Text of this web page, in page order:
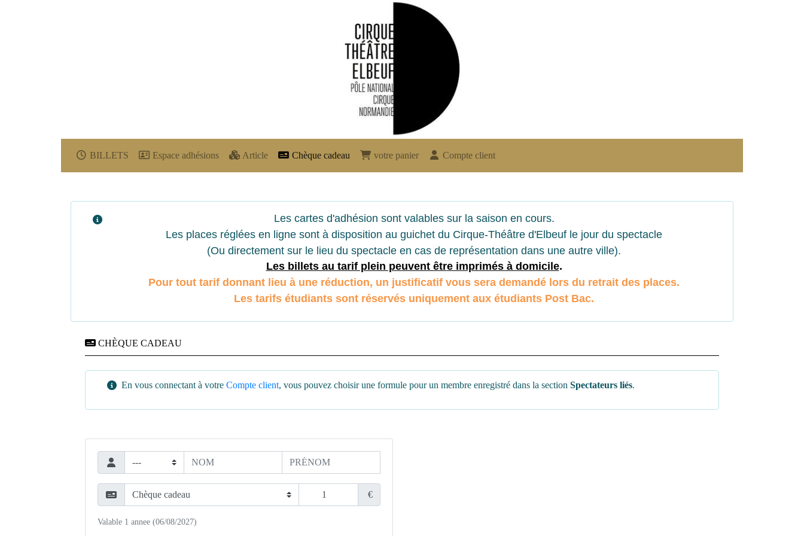
BILLETS Espace adhésions Article Chèque cadeau votre panier Compte client
Les cartes d'adhésion sont valables sur la saison en cours.
Les places réglées en ligne sont à disposition au guichet du Cirque-Théâtre d'Elbeuf le jour du spectacle
(Ou directement sur le lieu du spectacle en cas de représentation dans une autre ville).
Les billets au tarif plein peuvent être imprimés à domicile.
Pour tout tarif donnant lieu à une réduction, un justificatif vous sera demandé lors du retrait des places.
Les tarifs étudiants sont réservés uniquement aux étudiants Post Bac.
CHÈQUE CADEAU
En vous connectant à votre Compte client, vous pouvez choisir une formule pour un membre enregistré dans la section Spectateurs liés.
€
Valable 1 annee (06/08/2027)